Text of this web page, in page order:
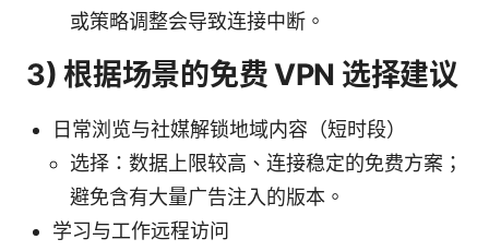
或策略调整会导致连接中断。
3) 根据场景的免费 VPN 选择建议
日常浏览与社媒解锁地域内容（短时段）
选择：数据上限较高、连接稳定的免费方案；
避免含有大量广告注入的版本。
学习与工作远程访问